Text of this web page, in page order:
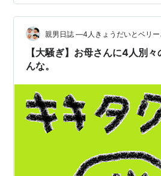
親男日誌 ―4人きょうだいとベリ
【大騒ぎ】お母さんに4人別
んな。